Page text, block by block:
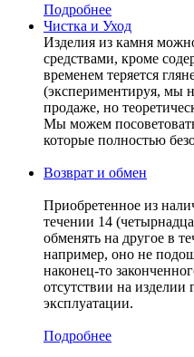
Подробнее
Чистка и Уход
Изделия из камня
средствами, кроме
временем теряется
(экспериментируя, мы
продаже, но
Мы можем
которые полностью
Возврат и обмен
Приобретенное из
течении 14
обменять на другое в
например, оно не
наконец-то
отсутствии на изделии
эксплуатации.
Подробнее